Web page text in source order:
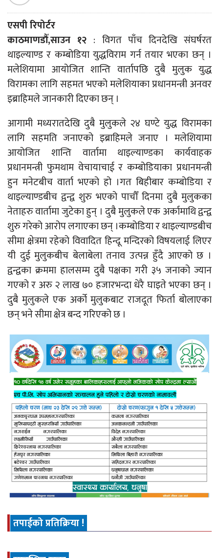
एसपी रिपोर्टर
काठमाणडौँ,साउन १२ : विगत पाँच दिनदेखि संघर्षरत
थाइल्याण्ड र कम्बोडिया युद्धविराम गर्न तयार भएका छन् ।
मलेशियामा आयोजित शान्ति वार्तापछि दुबै मुलुक युद्ध
विरामका लागि सहमत भएको मलेशियाका प्रधानमन्त्री अनवर
इब्राहिमले जानकारी दिएका छन् ।
आगामी मध्यरातदेखि दुबै मुलुकले २४ घण्टे युद्ध विरामका
लागि सहमति जनाएको इब्राहिमले जनाए । मलेशियामा
आयोजित शान्ति वार्तामा थाइल्याण्डका कार्यवाहक
प्रधानमन्त्री फुमथाम वेचायाचाई र कम्बोडियाका प्रधानमन्त्री
हुन मनेटबीच वार्ता भएको हो ।गत बिहीबार कम्बोडिया र
थाइल्याण्डबीच द्वन्द्व शुरु भएको पाचौँ दिनमा दुबै मुलुकका
नेताहरु वार्तामा जुटेका हुन् । दुबै मुलुकले एक अर्कामाथि द्वन्द्व
शुरु गरेको आरोप लगाएका छन् ।कम्बोडिया र थाइल्याण्डबीच
सीमा क्षेत्रमा रहेको विवादित हिन्दू मन्दिरको विषयलाई लिएर
यी दुई मुलुकबीच बेलाबेला तनाव उत्पन्न हुँदै आएको छ ।
द्वन्द्वका क्रममा हालसम्म दुबै पक्षका गरी ३५ जनाको ज्यान
गएको र अरु २ लाख ७० हजारभन्दा धेरै घाइते भएका छन् ।
दुबै मुलुकले एक अर्को मुलुकबाट राजदूत फिर्ता बोलाएका
छन् भने सीमा क्षेत्र बन्द गरिएको छ ।
तपाईको प्रतिक्रिया !